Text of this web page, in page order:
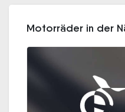
Motorräder in der